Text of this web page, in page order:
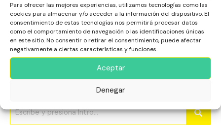
Para ofrecer las mejores experiencias, utilizamos tecnologías como las
cookies para almacenar y/o acceder a la información del dispositivo. El
consentimiento de estas tecnologías nos permitirá procesar datos
como el comportamiento de navegación o las identificaciones únicas
en este sitio. No consentir o retirar el consentimiento, puede afectar
negativamente a ciertas características y funciones.
Aceptar
Denegar
La URL que intentas visitar no existe o
fue movida. Usa el buscador o explora
nuestras secciones principales.